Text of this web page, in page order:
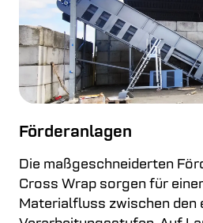
Förderanlagen
Die maßgeschneiderten
Cross Wrap sorgen für
Materialfluss zwischen den